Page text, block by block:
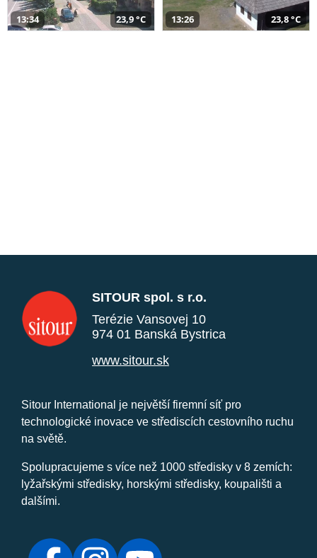
13:34 23,9 °C 13:26 23,8 °C
SITOUR spol. s r.o.
Terézie Vansovej 10
974 01 Banská Bystrica
www.sitour.sk
Sitour International je největší firemní síť pro
technologické inovace ve střediscích cestovního ruchu
na světě.
Spolupracujeme s více než 1000 středisky v 8 zemích:
lyžařskými středisky, horskými středisky, koupališti a
dalšími.